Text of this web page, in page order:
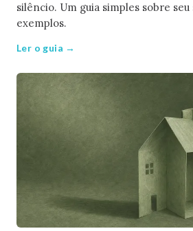
silêncio. Um guia simples sobre
exemplos.
Ler o guia →